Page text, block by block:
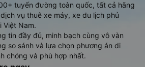
tuyến đường toàn quốc, tất cả hãng
vụ thuê xe máy, xe du lịch phủ
Việt Nam.
tin đầy đủ, minh bạch cùng vô vàn
so sánh và lựa chọn phương án di
chóng và phù hợp nhất.